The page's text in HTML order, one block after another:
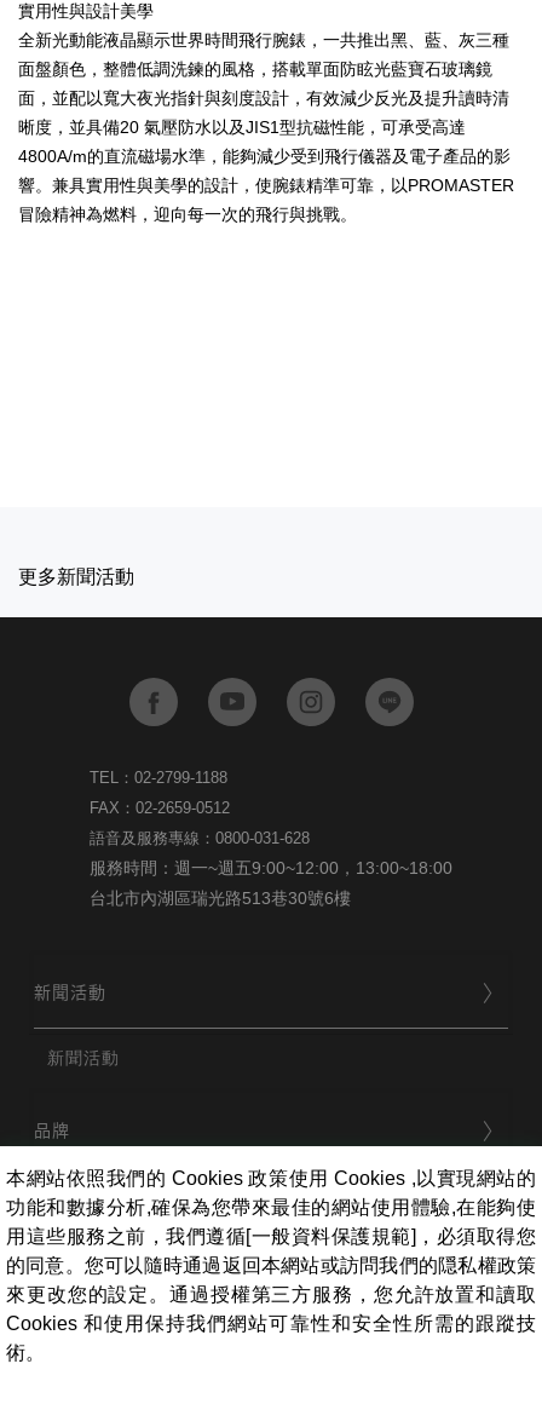
實用性與設計美學
全新光動能液晶顯示世界時間飛行腕錶，一共推出黑、藍、灰三種
面盤顏色，整體低調洗鍊的風格，搭載單面防眩光藍寶石玻璃鏡
面，並配以寬大夜光指針與刻度設計，有效減少反光及提升讀時清
晰度，並具備20 氣壓防水以及JIS1型抗磁性能，可承受高達
4800A/m的直流磁場水準，能夠減少受到飛行儀器及電子產品的影
響。兼具實用性與美學的設計，使腕錶精準可靠，以PROMASTER
冒險精神為燃料，迎向每一次的飛行與挑戰。
更多新聞活動
TEL：02-2799-1188
FAX：02-2659-0512
語音及服務專線：0800-031-628
服務時間：週一~週五9:00~12:00，13:00~18:00
台北市內湖區瑞光路513巷30號6樓
新聞活動
新聞活動
品牌
用戶服務
條款相關
本網站依照我們的 Cookies 政策使用 Cookies ,以實現網站的
功能和數據分析,確保為您帶來最佳的網站使用體驗,在能夠使
用這些服務之前，我們遵循[一般資料保護規範]，必須取得您
的同意。您可以隨時通過返回本網站或訪問我們的隠私權政策
來更改您的設定。通過授權第三方服務，您允許放置和讀取
Cookies 和使用保持我們網站可靠性和安全性所需的跟蹤技
術。